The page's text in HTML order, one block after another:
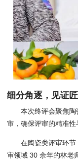
细分角逐，见证
本次终评会聚焦
审，确保评审的精准性
在陶瓷类评审环
审领域 30 余年的林老